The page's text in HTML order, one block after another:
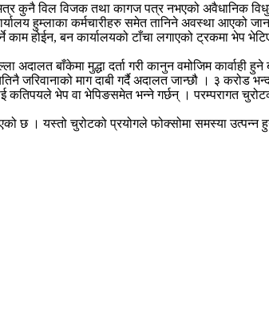
कुनै विल विजक तथा कागज पत्र नभएको अवैधानिक
हुम्लाका कर्मचारीहरु समेत तानिने अवस्था आएको
काम होईन, बन कार्यालयको टाँचा लगाएको ट्रकमा भेप
बाँकेमा मुद्धा दर्ता गरी कानुन वमोजिम कार्वाही हुने
जरिवानाको माग दाबी गर्दै अदालत जान्छौ । ३ करोड
कतिपयले भेप वा भेपिङसमेत भन्ने गर्छन् । परम्परागत
छ । यस्तो चुरोटको प्रयोगले फोक्सोमा समस्या